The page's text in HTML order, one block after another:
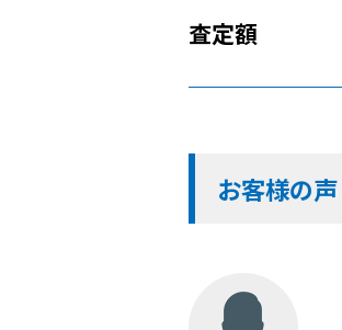
査定額
お客様の声